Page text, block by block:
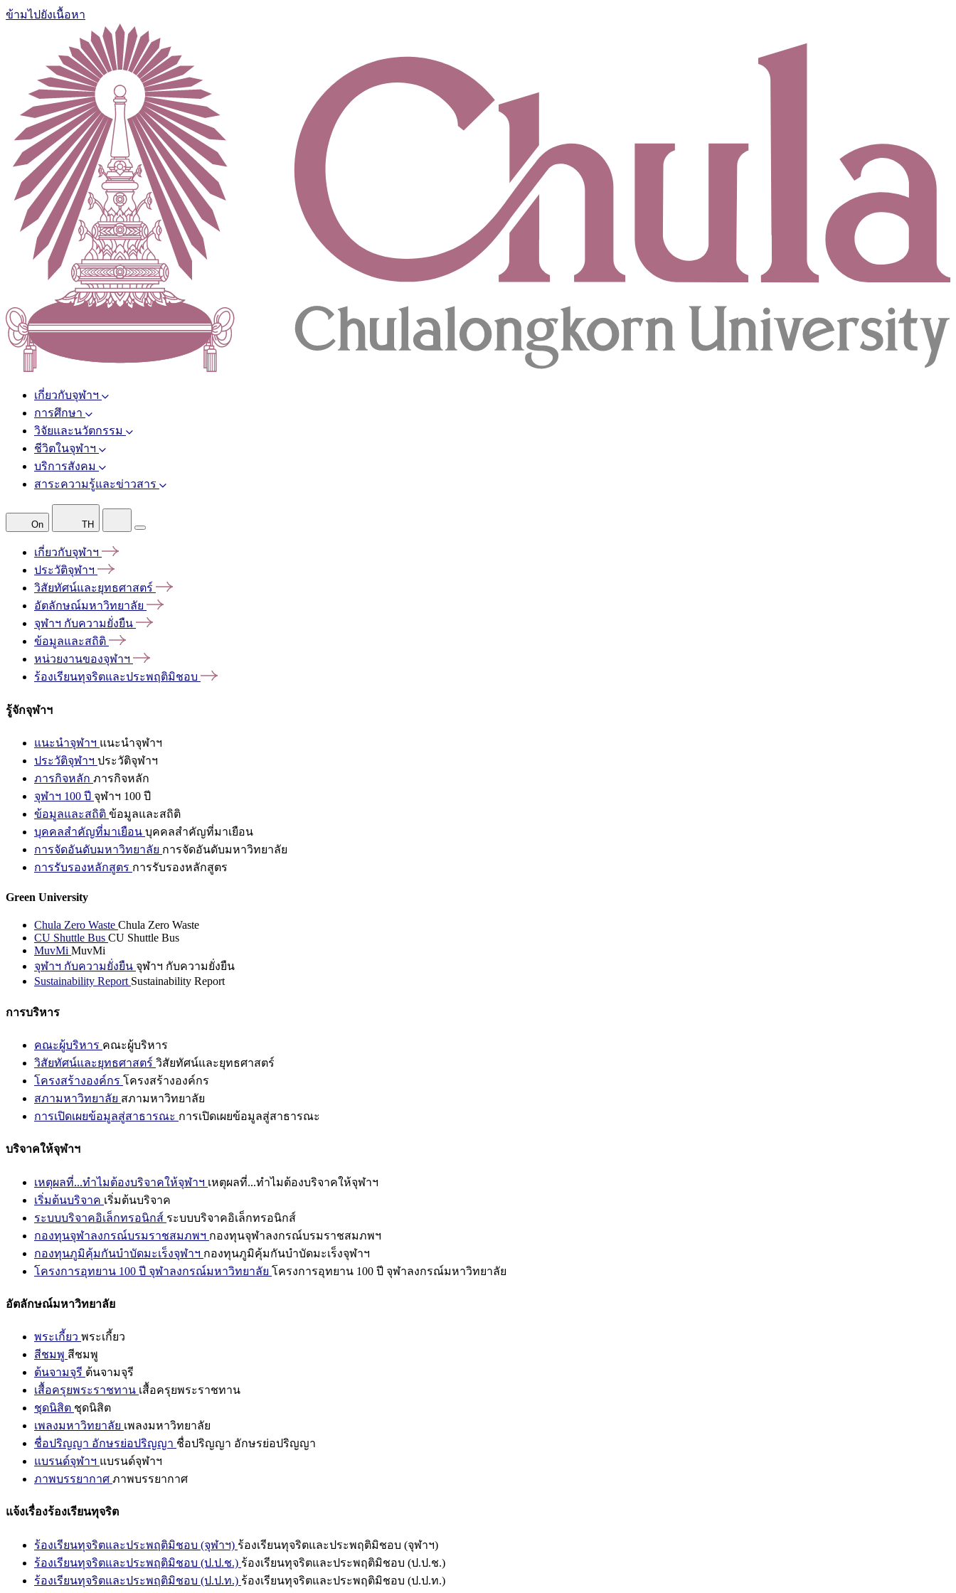
ข้ามไปยังเนื้อหา
เกี่ยวกับจุฬาฯ
การศึกษา
วิจัยและนวัตกรรม
ชีวิตในจุฬาฯ
บริการสังคม
สาระความรู้และข่าวสาร
On TH
เกี่ยวกับจุฬาฯ
ประวัติจุฬาฯ
วิสัยทัศน์และยุทธศาสตร์
อัตลักษณ์มหาวิทยาลัย
จุฬาฯ กับความยั่งยืน
ข้อมูลและสถิติ
หน่วยงานของจุฬาฯ
ร้องเรียนทุจริตและประพฤติมิชอบ
รู้จักจุฬาฯ
แนะนำจุฬาฯ แนะนำจุฬาฯ
ประวัติจุฬาฯ ประวัติจุฬาฯ
ภารกิจหลัก ภารกิจหลัก
จุฬาฯ 100 ปี จุฬาฯ 100 ปี
ข้อมูลและสถิติ ข้อมูลและสถิติ
บุคคลสำคัญที่มาเยือน บุคคลสำคัญที่มาเยือน
การจัดอันดับมหาวิทยาลัย การจัดอันดับมหาวิทยาลัย
การรับรองหลักสูตร การรับรองหลักสูตร
Green University
Chula Zero Waste Chula Zero Waste
CU Shuttle Bus CU Shuttle Bus
MuvMi MuvMi
จุฬาฯ กับความยั่งยืน จุฬาฯ กับความยั่งยืน
Sustainability Report Sustainability Report
การบริหาร
คณะผู้บริหาร คณะผู้บริหาร
วิสัยทัศน์และยุทธศาสตร์ วิสัยทัศน์และยุทธศาสตร์
โครงสร้างองค์กร โครงสร้างองค์กร
สภามหาวิทยาลัย สภามหาวิทยาลัย
การเปิดเผยข้อมูลสู่สาธารณะ การเปิดเผยข้อมูลสู่สาธารณะ
บริจาคให้จุฬาฯ
เหตุผลที่...ทำไมต้องบริจาคให้จุฬาฯ เหตุผลที่...ทำไมต้องบริจาคให้จุฬาฯ
เริ่มต้นบริจาค เริ่มต้นบริจาค
ระบบบริจาคอิเล็กทรอนิกส์ ระบบบริจาคอิเล็กทรอนิกส์
กองทุนจุฬาลงกรณ์บรมราชสมภพฯ กองทุนจุฬาลงกรณ์บรมราชสมภพฯ
กองทุนภูมิคุ้มกันบำบัดมะเร็งจุฬาฯ กองทุนภูมิคุ้มกันบำบัดมะเร็งจุฬาฯ
โครงการอุทยาน 100 ปี จุฬาลงกรณ์มหาวิทยาลัย โครงการอุทยาน 100 ปี จุฬาลงกรณ์มหาวิทยาลัย
อัตลักษณ์มหาวิทยาลัย
พระเกี้ยว พระเกี้ยว
สีชมพู สีชมพู
ต้นจามจุรี ต้นจามจุรี
เสื้อครุยพระราชทาน เสื้อครุยพระราชทาน
ชุดนิสิต ชุดนิสิต
เพลงมหาวิทยาลัย เพลงมหาวิทยาลัย
ชื่อปริญญา อักษรย่อปริญญา ชื่อปริญญา อักษรย่อปริญญา
แบรนด์จุฬาฯ แบรนด์จุฬาฯ
ภาพบรรยากาศ ภาพบรรยากาศ
แจ้งเรื่องร้องเรียนทุจริต
ร้องเรียนทุจริตและประพฤติมิชอบ (จุฬาฯ) ร้องเรียนทุจริตและประพฤติมิชอบ (จุฬาฯ)
ร้องเรียนทุจริตและประพฤติมิชอบ (ป.ป.ช.) ร้องเรียนทุจริตและประพฤติมิชอบ (ป.ป.ช.)
ร้องเรียนทุจริตและประพฤติมิชอบ (ป.ป.ท.) ร้องเรียนทุจริตและประพฤติมิชอบ (ป.ป.ท.)